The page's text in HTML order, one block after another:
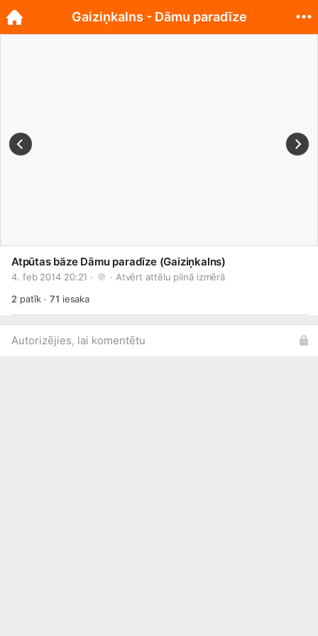
Atpūtas bāze Dāmu paradīze (Gaiziņkalns)
4. feb 2014 20:21 · · Atvērt attēlu pilnā izmērā
2 patīk ·71 iesaka
Autorizējies, lai komentētu
Gaiziņkalns - Dāmu paradīze